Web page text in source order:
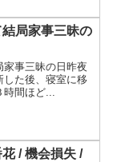
局家事三昧の
事三昧の日昨夜
した後、寝室に移
間ほど...
/ 機会損失 /